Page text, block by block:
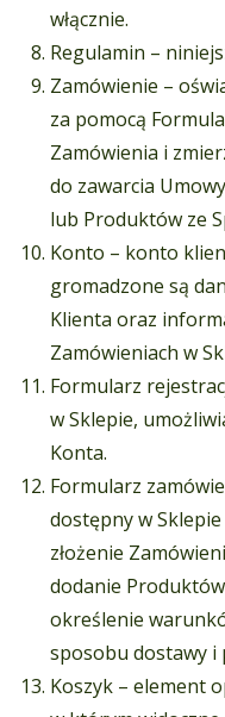
włącznie.
Regulamin –
Zamówienie –
za pomocą
Zamówienia i
do zawarcia
lub Produktów ze
Konto – konto
gromadzone są
Klienta oraz
Zamówieniach w
Formularz
w Sklepie,
Konta.
Formularz
dostępny w
złożenie
dodanie
określenie
sposobu dostawy i
Koszyk – element